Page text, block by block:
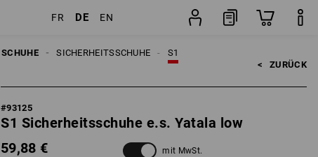
FR DE EN
SCHUHE S1
SICHERHEITSSCHUHE
< ZURÜCK
#93125
S1 Sicherheitsschuhe e.s. Yatala low
59,88 €
mit MwSt.